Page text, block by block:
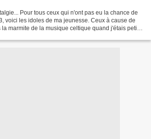
Pour tous ceux qui n'ont pas eu la chance de
voici les idoles de ma jeunesse. Ceux à cause de
marmite de la musique celtique quand j'étais petit.